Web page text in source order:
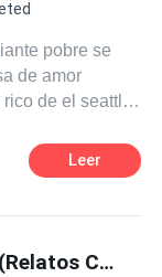
pobre se
el seattle
Leer
Tentaciones Sucias (Relatos Cortos Muy Ardientes)